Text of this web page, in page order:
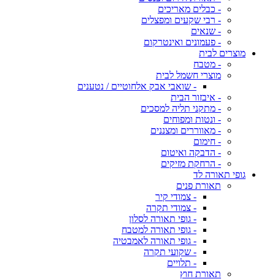
- כבלים מאריכים
- רבי שקעים ומפצלים
- שנאים
- פעמונים ואינטרקום
מוצרים לבית
- מטבח
מוצרי חשמל לבית
- שואבי אבק אלחוטיים / נטענים
- איבזור הבית
- מתקני תליה למסכים
- ונטות ומפוחים
- מאווררים ומצננים
- חימום
- הדבקה ואיטום
- הרחקת מזיקים
גופי תאורה לד
תאורת פנים
- צמודי קיר
- צמודי תקרה
- גופי תאורה לסלון
- גופי תאורה למטבח
- גופי תאורה לאמבטיה
- שקועי תקרה
- תלויים
תאורת חוץ